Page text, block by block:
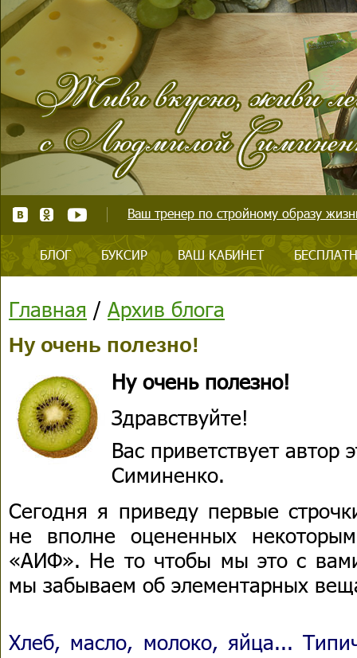
Ваш тренер по стройному образу
БЛОГ БУКСИР ВАШ КАБИНЕТ
Главная / Архив блога
Ну очень полезно!
Ну очень полезно!
Здравствуйте!
Вас приветствует
Симиненко.
Сегодня я приведу первые
не вполне оцененных
«АИФ». Не то чтобы мы это с
мы забываем об элементарных
Хлеб, масло, молоко, яйца...